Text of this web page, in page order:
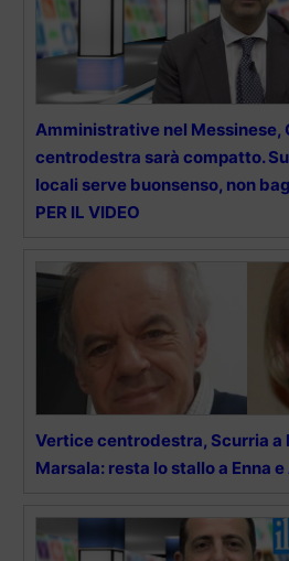
Amministrative nel Messinese,
centrodestra sarà compatto.
locali serve buonsenso, non
PER IL VIDEO
Vertice centrodestra, Scurria a
Marsala: resta lo stallo a Enna